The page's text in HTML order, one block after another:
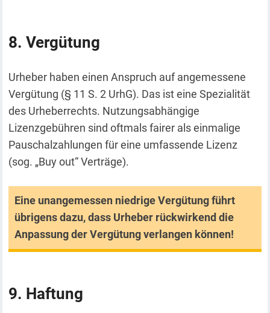
Vergütung
Urheber haben einen Anspruch auf angemessene
Vergütung (§ 11 S. 2 UrhG). Das ist eine Spezialität
des Urheberrechts. Nutzungsabhängige
Lizenzgebühren sind oftmals fairer als einmalige
Pauschalzahlungen für eine umfassende Lizenz
(sog. „Buy out“ Verträge).
Eine unangemessen niedrige Vergütung führt
übrigens dazu, dass Urheber rückwirkend die
Anpassung der Vergütung verlangen können!
Haftung